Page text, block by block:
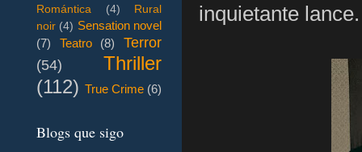
inquietante lance.
Romántica (4)
Rural
noir (4) Sensation novel
(7)
Teatro (8)
Terror
(54)
Thriller
(112) True Crime (6)
Blogs que sigo